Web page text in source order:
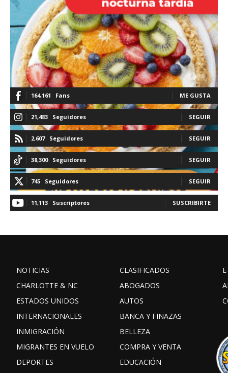
164,161 Fans ME GUSTA
21,483 Seguidores SEGUIR
2,607 Seguidores SEGUIR
38,300 Seguidores SEGUIR
745 Seguidores SEGUIR
11,113 Suscriptores SUSCRIBIRTE
NOTICIAS
CHARLOTTE & NC
ESTADOS UNIDOS
INTERNACIONALES
INMIGRACIÓN
MIGRANTES EN VUELO
DEPORTES
CLASIFICADOS
ABOGADOS
AUTOS
BANCA Y FINAZAS
BELLEZA
COMPRA Y VENTA
EDUCACIÓN